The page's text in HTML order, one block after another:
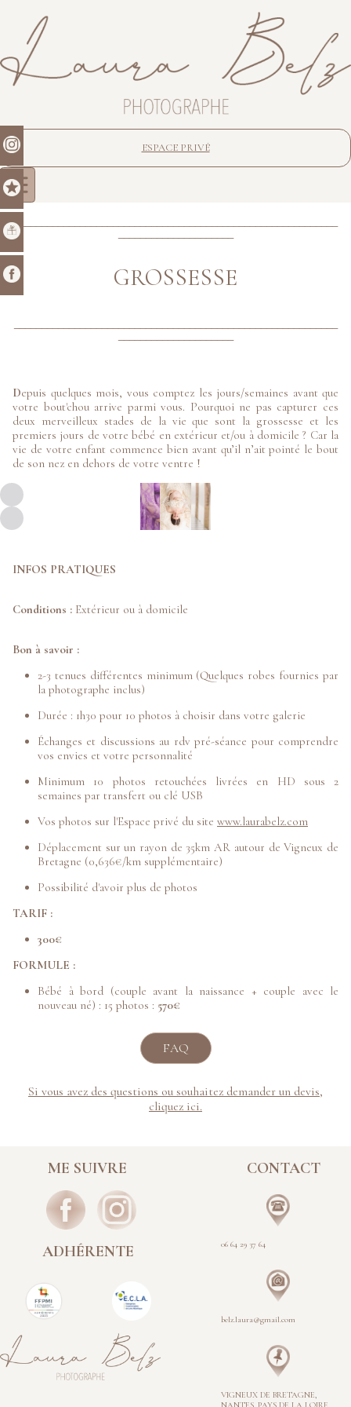
ESPACE PRIVÉ
___________________________________________________________
GROSSESSE
Depuis quelques mois, vous comptez les jours/semaines avant que
votre bout'chou arrive parmi vous. Pourquoi ne pas capturer ces
deux merveilleux stades de la vie que sont la grossesse et les
premiers jours de votre bébé en extérieur et/ou à domicile ? Car la
vie de votre enfant commence bien avant qu’il n’ait pointé le bout
de son nez en dehors de votre ventre !
INFOS PRATIQUES
Conditions : Extérieur ou à domicile
Bon à savoir :
2-3 tenues différentes minimum (Quelques robes fournies par
la photographe inclus)
Durée : 1h30 pour 10 photos à choisir dans votre galerie
Échanges et discussions au rdv pré-séance pour comprendre
vos envies et votre personnalité
Minimum 10 photos retouchées livrées en HD sous 2
semaines par transfert ou clé USB
Vos photos sur l'Espace privé du site www.laurabelz.com
Déplacement sur un rayon de 35km AR autour de Vigneux de
Bretagne (0,636€/km supplémentaire)
Possibilité d'avoir plus de photos
TARIF :
300€
FORMULE :
Bébé à bord (couple avant la naissance + couple avec le
nouveau né) : 15 photos : 570€
FAQ
Si vous avez des questions ou souhaitez demander un devis,
cliquez ici.
ME SUIVRE CONTACT
ADHÉRENTE 06 64 29 37 64
belz.laura@gmail.com
VIGNEUX DE BRETAGNE,
NANTES, PAYS DE LA LOIRE